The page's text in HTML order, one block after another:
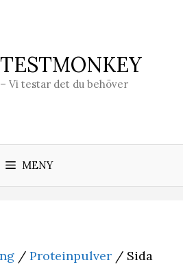
TESTMONKEY
– Vi testar det du behöver
MENY
/ Proteinpulver / Sida